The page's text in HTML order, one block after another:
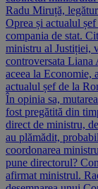
Radu Miruță,
Oprea și actualul
compania de stat.
ministru al Justiției,
controversata Liana
aceea la Economie,
actualul șef de la
În opinia sa,
fost pregătită din
direct de ministru,
au plămădit,
coordonarea
pune directorul?
afirmat ministrul.